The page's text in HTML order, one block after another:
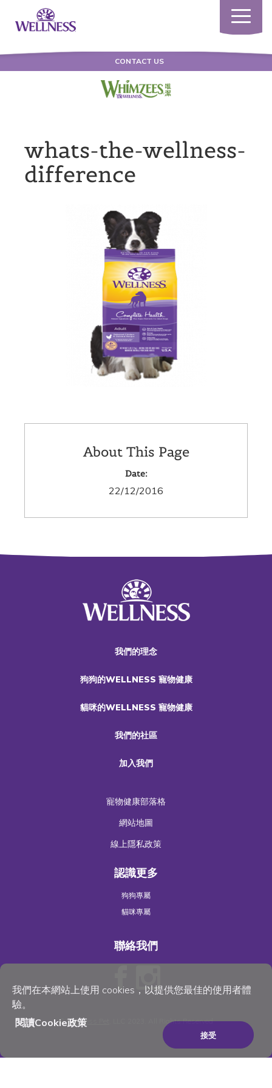
我們在本網站上使用 cookies，以提供您最佳的使用者體
驗。
閱讀Cookie政策
接受
Toggle
CONTACT US
whats-the-wellness-
difference
About This Page
Date:
22/12/2016
我們的理念
狗狗的WELLNESS 寵物健康
貓咪的WELLNESS 寵物健康
我們的社區
加入我們
寵物健康部落格
網站地圖
線上隱私政策
認識更多
狗狗專屬
貓咪專屬
聯絡我們
©Wellness Pet , LLC 2023. All Rights Reserved